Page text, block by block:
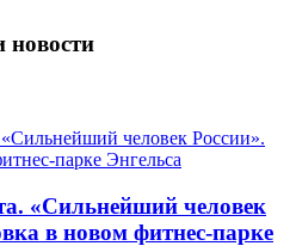
«Сильнейший человек
в новом фитнес-парке